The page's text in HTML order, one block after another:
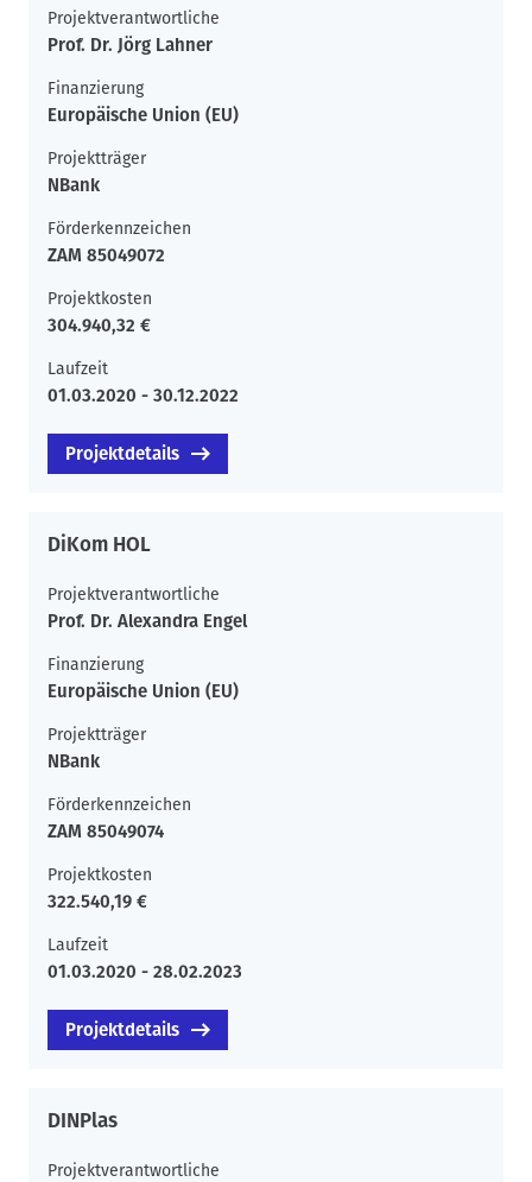
Projektverantwortliche
Prof. Dr. Jörg Lahner
Finanzierung
Europäische Union (EU)
Projektträger
NBank
Förderkennzeichen
ZAM 85049072
Projektkosten
304.940,32 €
Laufzeit
01.03.2020 - 30.12.2022
Projektdetails
DiKom HOL
Projektverantwortliche
Prof. Dr. Alexandra Engel
Finanzierung
Europäische Union (EU)
Projektträger
NBank
Förderkennzeichen
ZAM 85049074
Projektkosten
322.540,19 €
Laufzeit
01.03.2020 - 28.02.2023
Projektdetails
DINPlas
Projektverantwortliche